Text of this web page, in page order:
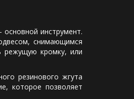
инструмент.
снимающимся
режущую кромку, или
резинового жгута
которое позволяет